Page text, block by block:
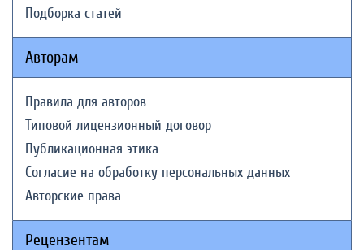
Подборка статей
Авторам
Правила для авторов
Типовой лицензионный договор
Публикационная этика
Согласие на обработку персональных данных
Авторские права
Рецензентам